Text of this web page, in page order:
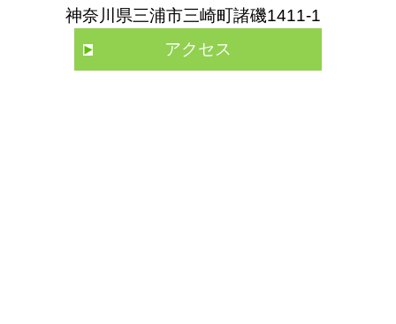
神奈川県三浦市三崎町諸磯1411-1
アクセス